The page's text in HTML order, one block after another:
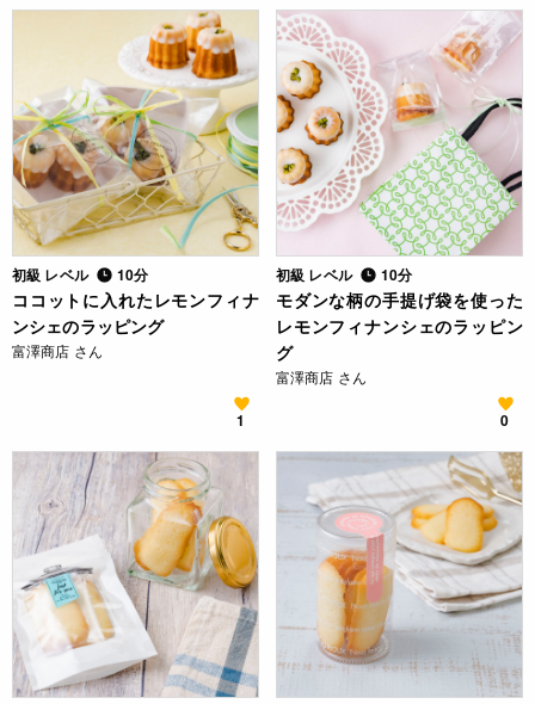
初級 レベル 10分
ココットに入れたレモンフィナ
ンシェのラッピング
富澤商店 さん
1
初級 レベル 10分
モダンな柄の手提げ袋を使った
レモンフィナンシェのラッピン
グ
富澤商店 さん
0